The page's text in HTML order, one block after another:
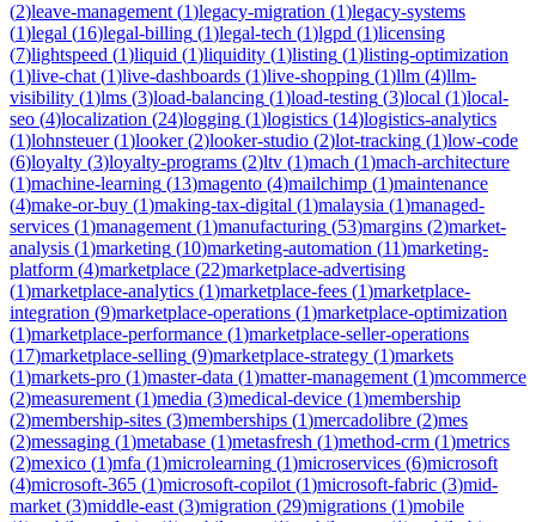
(2)leave-management (1)legacy-migration (1)legacy-systems
(1)legal (16)legal-billing (1)legal-tech (1)lgpd (1)licensing
(7)lightspeed (1)liquid (1)liquidity (1)listing (1)listing-optimization
(1)live-chat (1)live-dashboards (1)live-shopping (1)llm (4)llm-
visibility (1)lms (3)load-balancing (1)load-testing (3)local (1)local-
seo (4)localization (24)logging (1)logistics (14)logistics-analytics
(1)lohnsteuer(1)looker(2)looker-studio (2)lot-tracking (1)low-code
(6)loyalty (3)loyalty-programs (2)ltv (1)mach (1)mach-architecture
(1)machine-learning (13)magento (4)mailchimp (1)maintenance
(4)make-or-buy (1)making-tax-digital (1)malaysia (1)managed-
services (1)management (1)manufacturing (53)margins (2)market-
analysis (1)marketing (10)marketing-automation (11)marketing-
platform (4)marketplace (22)marketplace-advertising
(1)marketplace-analytics (1)marketplace-fees (1)marketplace-
integration (9)marketplace-operations (1)marketplace-optimization
(1)marketplace-performance (1)marketplace-seller-operations
(17)marketplace-selling (9)marketplace-strategy (1)markets
(1)markets-pro (1)master-data (1)matter-management (1)mcommerce
(2)measurement (1)media (3)medical-device (1)membership
(2)membership-sites (3)memberships (1)mercadolibre (2)mes
(2)messaging (1)metabase (1)metasfresh (1)method-crm (1)metrics
(2)mexico (1)mfa (1)microlearning (1)microservices (6)microsoft
(4)microsoft-365 (1)microsoft-copilot (1)microsoft-fabric (3)mid-
market (3)middle-east (3)migration (29)migrations (1)mobile